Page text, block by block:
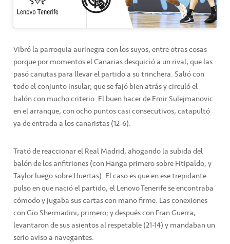
Vibró la parroquia aurinegra con los suyos, entre otras cosas
porque por momentos el Canarias desquició a un rival, que las
pasó canutas para llevar el partido a su trinchera. Salió con
todo el conjunto insular, que se fajó bien atrás y circuló el
balón con mucho criterio. El buen hacer de Emir Sulejmanovic
en el arranque, con ocho puntos casi consecutivos, catapultó
ya de entrada a los canaristas (12-6).
Trató de reaccionar el Real Madrid, ahogando la subida del
balón de los anfitriones (con Hanga primero sobre Fitipaldo; y
Taylor luego sobre Huertas). El caso es que en ese trepidante
pulso en que nació el partido, el Lenovo Tenerife se encontraba
cómodo y jugaba sus cartas con mano firme. Las conexiones
con Gio Shermadini, primero; y después con Fran Guerra,
levantaron de sus asientos al respetable (21-14) y mandaban un
serio aviso a navegantes.